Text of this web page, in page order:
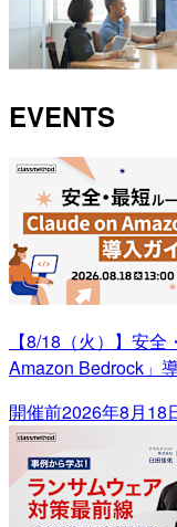
EVENTS
【8/18（火）】安
Amazon Bedrock」
開催前2026年8月18